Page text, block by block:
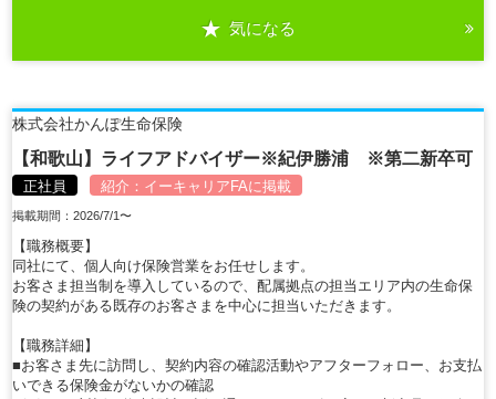
気になる
株式会社かんぽ生命保険
【和歌山】ライフアドバイザー※紀伊勝浦 ※第二新卒可
正社員 紹介： イーキャリアFAに掲載
掲載期間：2026/7/1〜
【職務概要】
同社にて、個人向け保険営業をお任せします。
お客さま担当制を導入しているので、配属拠点の担当エリア内の生命保
険の契約がある既存のお客さまを中心に担当いただきます。
【職務詳細】
■お客さま先に訪問し、契約内容の確認活動やアフターフォロー、お支払
いできる保険金がないかの確認